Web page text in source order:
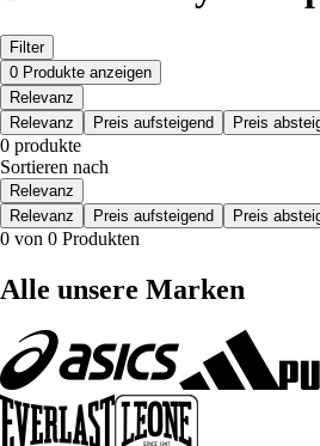
Filter
0 Produkte anzeigen
Relevanz
Relevanz
Preis aufsteigend Preis
0 produkte
Sortieren nach
Relevanz
Relevanz
Preis aufsteigend Preis
0 von 0 Produkten
Alle unsere Marken